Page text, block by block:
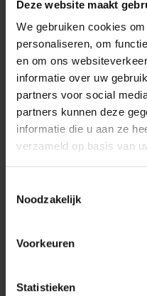
Deze website maakt
We gebruiken cookies
personaliseren, om
en om ons
informatie over uw
partners voor social
partners kunnen deze
informatie die u aan ze
verzameld op basis van
Noodzakelijk
Voorkeuren
Statistieken
Terug naar vorige pagina
Dé specialist podiumtechniek;
Kleine Tocht 32 1507 CA
Zaandam
info@podiumtechniek.nl
Volg ons op Instagram
Over Podiumtechniek